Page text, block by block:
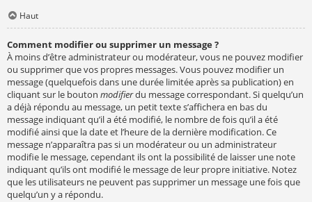
Haut
Comment modifier ou supprimer un message ?
À moins d’être administrateur ou modérateur, vous ne pouvez modifier
ou supprimer que vos propres messages. Vous pouvez modifier un
message (quelquefois dans une durée limitée après sa publication) en
cliquant sur le bouton modifierdu message correspondant. Si quelqu’un
a déjà répondu au message, un petit texte s’affichera en bas du
message indiquant qu’il a été modifié, le nombre de fois qu’il a été
modifié ainsi que la date et l’heure de la dernière modification. Ce
message n’apparaîtra pas si un modérateur ou un administrateur
modifie le message, cependant ils ont la possibilité de laisser une note
indiquant qu’ils ont modifié le message de leur propre initiative. Notez
que les utilisateurs ne peuvent pas supprimer un message une fois que
quelqu’un y a répondu.